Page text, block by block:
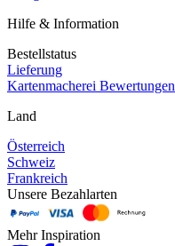
Hilfe & Information
Bestellstatus
Lieferung
Kartenmacherei Bewertungen
Land
Österreich
Schweiz
Frankreich
Unsere Bezahlarten
Mehr Inspiration